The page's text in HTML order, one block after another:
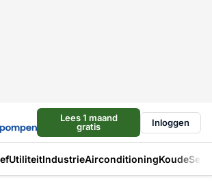
Lees 1 maand
gratis
Inloggen
UtiliteitIndustrieAirconditioningKoude